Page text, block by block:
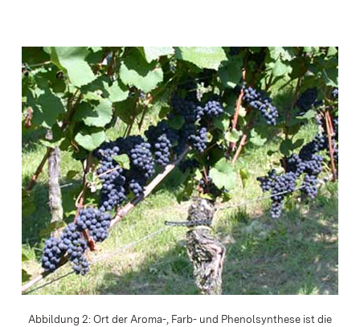
Abbildung 2: Ort der Aroma-, Farb- und Phenolsynthese ist die